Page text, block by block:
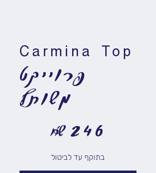
Carmina Top
פרוייקט
משותף
₪ 246
בתוקף עד לביטול